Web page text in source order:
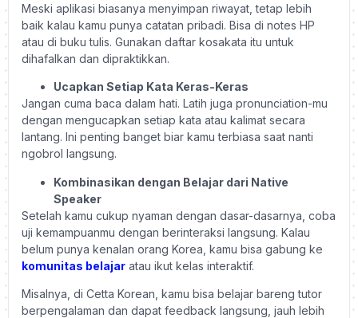
Meski aplikasi biasanya menyimpan riwayat, tetap lebih
baik kalau kamu punya catatan pribadi. Bisa di notes HP
atau di buku tulis. Gunakan daftar kosakata itu untuk
dihafalkan dan dipraktikkan.
Ucapkan Setiap Kata Keras-Keras
Jangan cuma baca dalam hati. Latih juga pronunciation-mu
dengan mengucapkan setiap kata atau kalimat secara
lantang. Ini penting banget biar kamu terbiasa saat nanti
ngobrol langsung.
Kombinasikan dengan Belajar dari Native
Speaker
Setelah kamu cukup nyaman dengan dasar-dasarnya, coba
uji kemampuanmu dengan berinteraksi langsung. Kalau
belum punya kenalan orang Korea, kamu bisa gabung ke
komunitas belajar atau ikut kelas interaktif.
Misalnya, di Cetta Korean, kamu bisa belajar bareng tutor
berpengalaman dan dapat feedback langsung, jauh lebih